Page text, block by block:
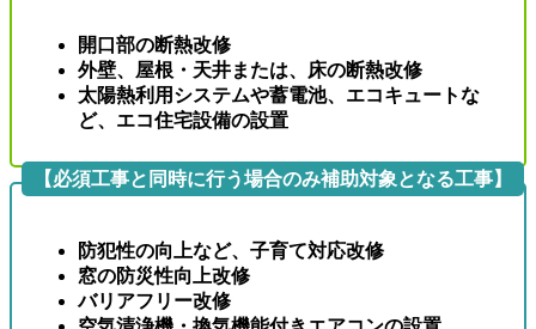
開口部の断熱改修
外壁、屋根・天井または、床の断熱改修
太陽熱利用システムや蓄電池、エコキュートな
ど、エコ住宅設備の設置
【必須工事と同時に行う場合のみ補助対象となる工事】
防犯性の向上など、子育て対応改修
窓の防災性向上改修
バリアフリー改修